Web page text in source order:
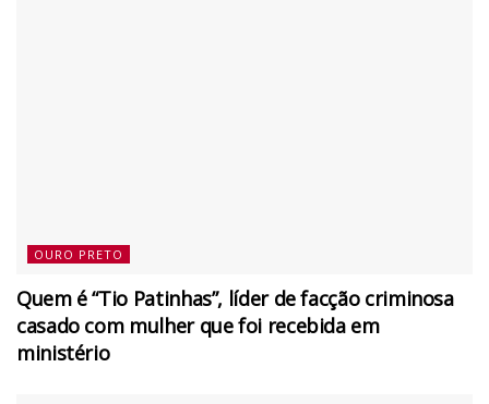
OURO PRETO
Quem é “Tio Patinhas”, líder de facção criminosa
casado com mulher que foi recebida em
ministério